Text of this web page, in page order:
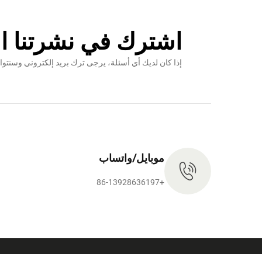
اشترك في نشرتنا
إذا كان لديك أي أسئلة، يرجى ترك بريد إلكتروني
موبايل/واتساب
+86-13928636197